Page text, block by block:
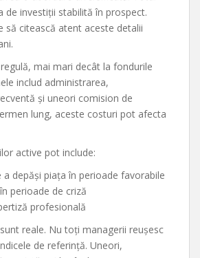
de investiții stabilită în prospect.
să citească atent aceste detalii
mai mari decât la fondurile
includ administrarea,
și uneori comision de
lung, aceste costuri pot afecta
active pot include:
a depăși piața în perioade favorabile
perioade de criză
profesională
reale. Nu toți managerii reușesc
de referință. Uneori,